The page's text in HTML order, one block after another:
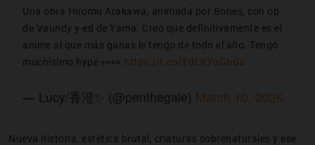
Una obra Hiromu Arakawa, animada por Bones, con op
de Vaundy y ed de Yama. Creo que definitivamente es el
anime al que más ganas le tengo de todo el año. Tengo
muchísimo hype 👀👀
https://t.co/F0L8YoGhGs
— Lucy/香澄✨ (@penthegale) March 10, 2026
Nueva historia, estética brutal, criaturas sobrenaturales y ese